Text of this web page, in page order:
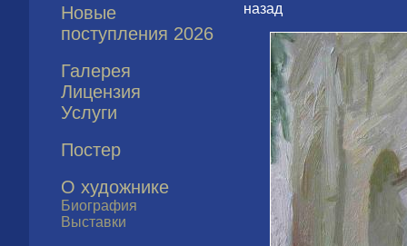
Новые
поступления 2026
Галерея
Лицензия
Услуги
Постер
О художнике
Биография
Выставки
назад